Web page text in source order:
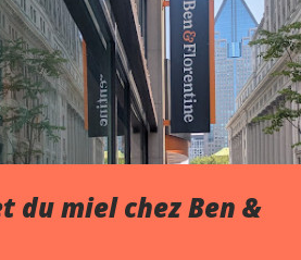
du miel chez Ben &